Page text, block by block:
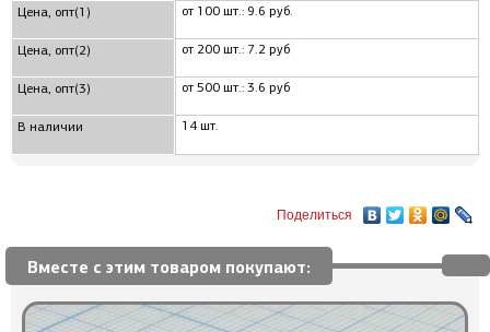
Цена, опт(1)
Цена, опт(2)
Цена, опт(3)
В наличии
от 100 шт.: 9.6 руб.
от 200 шт.: 7.2 руб
от 500 шт.: 3.6 руб
14 шт.
Поделиться
Вместе с этим товаром покупают: